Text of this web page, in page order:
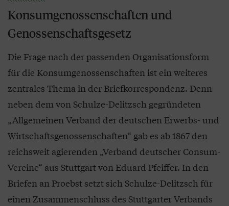
Konsumgenossenschaften und
Genossenschaftsgesetz
Die Frage nach der passenden Organisationsform
für die Konsumgenossenschaften ist ein weiteres
zentrales Thema in der Briefkorrespondenz. Denn
neben dem von Schulze-Delitzsch gegründeten
„Allgemeinen Verband der deutschen Erwerbs- und
Wirtschaftsgenossenschaften“ gab es ab 1867 den
reichsweit agierenden „Verband deutscher Consum-
Vereine“ aus Stuttgart von Eduard Pfeiffer. In den
Briefen an Proebst setzt sich Schulze-Delitzsch für
einen Zusammenschluss des Stuttgarter Verbands